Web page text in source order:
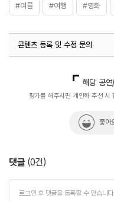
#여름 #여행 #영화
콘텐츠 등록 및 수정 문의
해당 공
평가를 해주시면 개인화 추천 시
좋아
댓글 (0건)